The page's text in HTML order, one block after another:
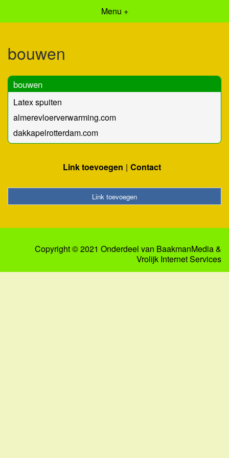
Menu +
bouwen
bouwen
Latex spuiten
almerevloerverwarming.com
dakkapelrotterdam.com
Link toevoegen Contact
Link toevoegen
Copyright © 2021 Onderdeel van BaakmanMedia&
Vrolijk Internet Services